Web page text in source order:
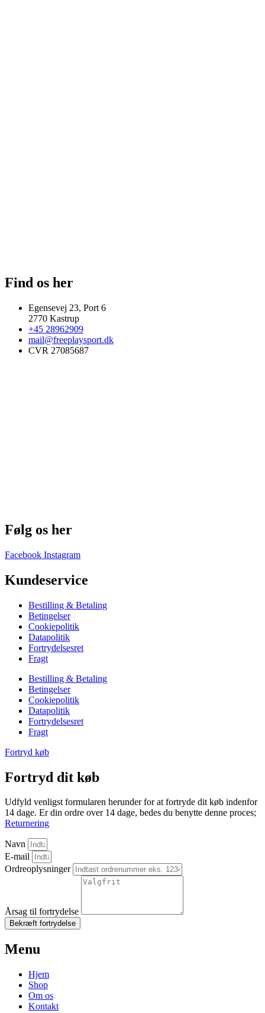
Find os her
Egensevej 23, Port 6
2770 Kastrup
+45 28962909
mail@freeplaysport.dk
CVR 27085687
Følg os her
Facebook Instagram
Kundeservice
Bestilling & Betaling
Betingelser
Cookiepolitik
Datapolitik
Fortrydelsesret
Fragt
Bestilling & Betaling
Betingelser
Cookiepolitik
Datapolitik
Fortrydelsesret
Fragt
Fortryd køb
Fortryd dit køb
Udfyld venligst formularen herunder for at fortryde dit køb indenfor
14 dage. Er din ordre over 14 dage, bedes du benytte denne proces;
Returnering
Navn
E-mail
Ordreoplysninger
Årsag til fortrydelse
Bekræft fortrydelse
Menu
Hjem
Shop
Om os
Kontakt